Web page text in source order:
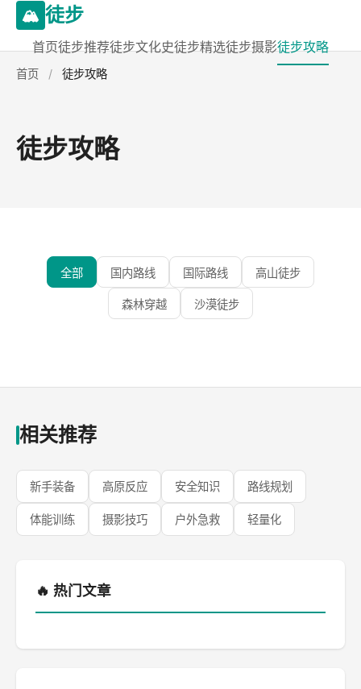
🏔️ 徒步
首页徒步推荐徒步文化史徒步精选徒步摄影徒步攻略
首页 / 徒步攻略
徒步攻略
全部 国内路线 国际路线 高山徒步
森林穿越 沙漠徒步
相关推荐
新手装备 高原反应 安全知识 路线规划
体能训练 摄影技巧 户外急救 轻量化
🔥 热门文章